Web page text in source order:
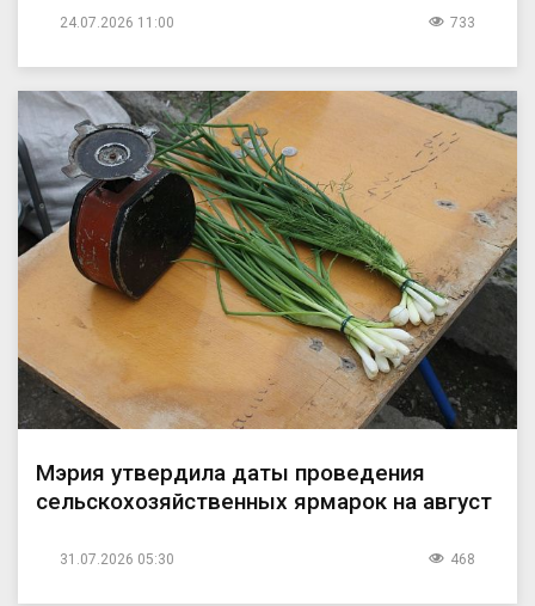
24.07.2026 11:00 733
Мэрия утвердила даты проведения
сельскохозяйственных ярмарок на август
31.07.2026 05:30 468